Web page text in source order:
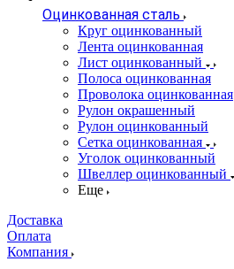
Оцинкованная сталь
Круг оцинкованный
Лента оцинкованная
Лист оцинкованный
Полоса оцинкованная
Проволока оцинкованная
Рулон окрашенный
Рулон оцинкованный
Сетка оцинкованная
Уголок оцинкованный
Швеллер оцинкованный
Еще
Доставка
Оплата
Компания